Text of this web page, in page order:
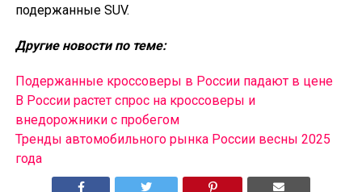
подержанные SUV.
Другие новости по теме:
Подержанные кроссоверы в России падают в цене
В России растет спрос на кроссоверы и
внедорожники с пробегом
Тренды автомобильного рынка России весны 2025
года